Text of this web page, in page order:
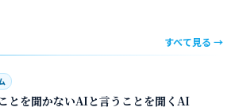
すべて見る →
とを聞かないAIと言うことを聞くAI